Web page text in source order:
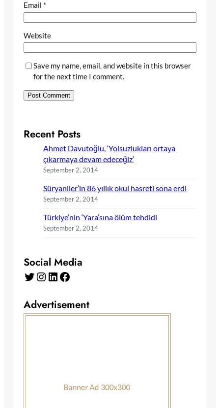
Email *
Website
Save my name, email, and website in this browser
for the next time I comment.
Recent Posts
Ahmet Davutoğlu, ‘Yolsuzlukları ortaya
çıkarmaya devam edeceğiz’
September 2, 2014
Süryaniler’in 86 yıllık okul hasreti sona erdi
September 2, 2014
Türkiye’nin ‘Yara’sına ölüm tehdidi
September 2, 2014
Social Media
Twitter Instagram LinkedIn Facebook
Advertisement